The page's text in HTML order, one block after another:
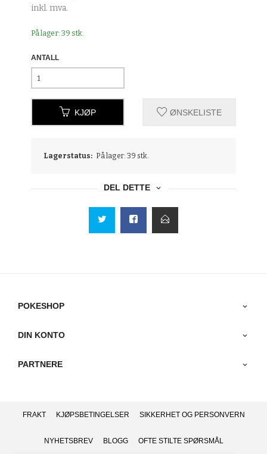
inkl. mva.
På lager: 39 stk.
ANTALL
KJØP ØNSKELISTE
Lagerstatus: På lager: 39 stk.
DEL DETTE
POKESHOP
DIN KONTO
PARTNERE
FRAKT KJØPSBETINGELSER SIKKERHET OG PERSONVERN
NYHETSBREV BLOGG OFTE STILTE SPØRSMÅL